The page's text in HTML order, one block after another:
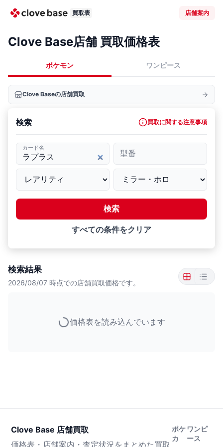
買取表 店舗案内
Clove Base店舗 買取価格表
ポケモン ワンピース
Clove Baseの店舗買取
検索 買取に関する注意事項
カード名
型番
検索
すべての条件をクリア
検索結果
2026/08/07 時点での店舗買取価格です。
価格表を読み込んでいます
Clove Base 店舗買取
価格表・店舗案内・査定状況をまとめた買取
ポケ
カ
ワンピ
ース